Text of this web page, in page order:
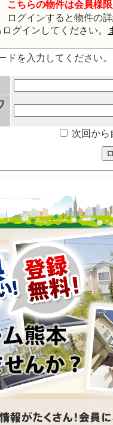
こちらの物件は会員様
ログインすると物件の
グインしてください。
ドを入力してください
次回から